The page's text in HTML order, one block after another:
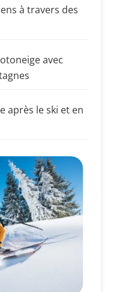
à travers des
avec
après le ski et en